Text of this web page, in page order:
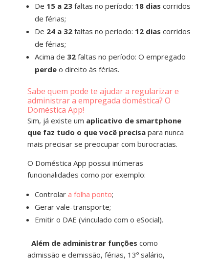
De 15 a 23faltas no período: 18 dias corridos
de férias;
De 24 a 32faltas no período: 12 dias corridos
de férias;
Acima de 32faltas no período: O empregado
perdeo direito às férias.
Sabe quem pode te ajudar a regularizar e
administrar a empregada doméstica? O
Doméstica App!
Sim, já existe um aplicativo de smartphone
que faz tudo o que você precisapara nunca
mais precisar se preocupar com burocracias.
O Doméstica App possui inúmeras
funcionalidades como por exemplo:
Controlar a folha ponto;
Gerar vale-transporte;
Emitir o DAE (vinculado com o eSocial).
Além de administrar funções como
admissão e demissão, férias, 13º salário,